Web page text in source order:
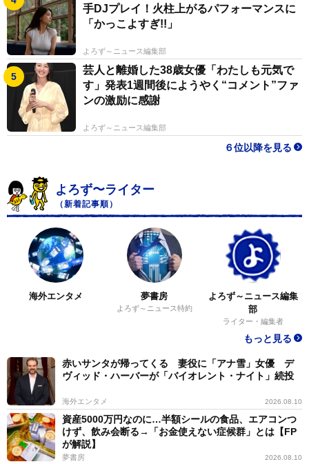
手DJプレイ！火柱上がるパフォーマンスに
「かっこよすぎ!!」
よろず～ニュース編集部
芸人と離婚した38歳女優「わたしも元気で
す」発表1週間後にようやく“コメント”ファ
ンの激励に感謝
よろず～ニュース編集部
６位以降を見る
よろず〜ライター
（新着記事順）
海外エンタメ 夢書房
よろず～ニュース特約
よろず～ニュース編集
部
ライター・編集者
もっと見る
赤いサンタが帰ってくる 妻役に「アナ雪」女優 デ
ヴィッド・ハーバーが「バイオレント・ナイト」続投
海外エンタメ 2026.08.10
資産5000万円なのに…半額シールの食品、エアコンつ
けず、飲み会断る→「お金使えない症候群」とは【FP
が解説】
夢書房 2026.08.10